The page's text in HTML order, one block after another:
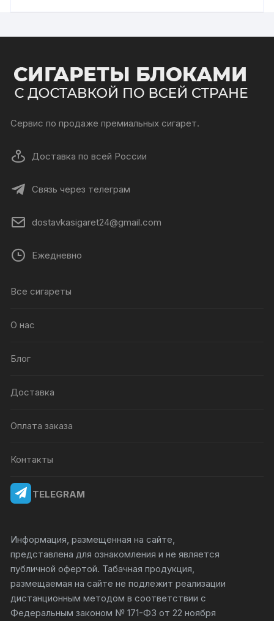
Сервис по продаже премиальных сигарет.
Доставка по всей России
Связь через телеграм
dostavkasigaret24@gmail.com
Ежедневно
Все сигареты
О нас
Блог
Доставка
Оплата заказа
Контакты
TELEGRAM
Информация, размещенная на сайте,
представлена для ознакомления и не является
публичной офертой. Табачная продукция,
размещаемая на сайте не подлежит реализации
дистанционным методом в соответствии с
Федеральным законом № 171-ФЗ от 22 ноября